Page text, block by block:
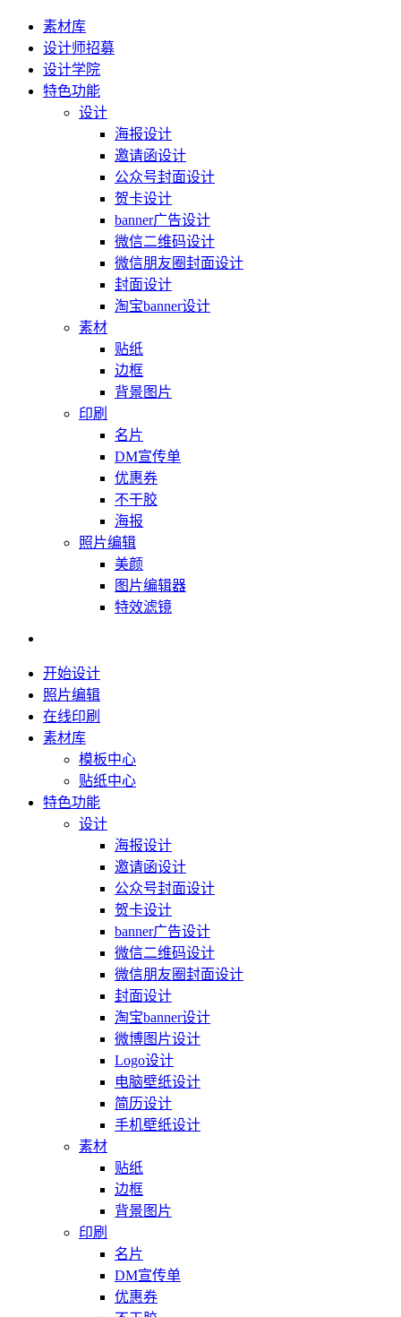
素材库
设计师招募
设计学院
特色功能
设计
海报设计
邀请函设计
公众号封面设计
贺卡设计
banner广告设计
微信二维码设计
微信朋友圈封面设计
封面设计
淘宝banner设计
素材
贴纸
边框
背景图片
印刷
名片
DM宣传单
优惠券
不干胶
海报
照片编辑
美颜
图片编辑器
特效滤镜
开始设计
照片编辑
在线印刷
素材库
模板中心
贴纸中心
特色功能
设计
海报设计
邀请函设计
公众号封面设计
贺卡设计
banner广告设计
微信二维码设计
微信朋友圈封面设计
封面设计
淘宝banner设计
微博图片设计
Logo设计
电脑壁纸设计
简历设计
手机壁纸设计
素材
贴纸
边框
背景图片
印刷
名片
DM宣传单
优惠券